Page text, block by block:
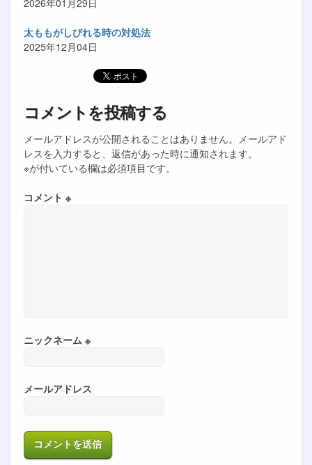
太ももがしびれる時の対処法
2025年12月04日
コメントを投稿する
メールアドレスが公開されることはありません。メールアド
レスを入力すると、返信があった時に通知されます。
※が付いている欄は必須項目です。
コメント ※
ニックネーム ※
メールアドレス